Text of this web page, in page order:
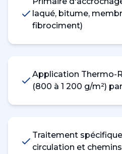
laqué, bitume,
fibrociment)
Application Thermo-
(800 à 1 200 g/m²)
Traitement
circulation et